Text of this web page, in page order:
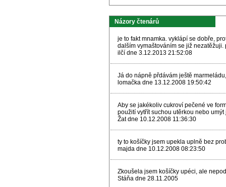
Názory čtenárů
je to fakt mnamka. vyklápí se dobře,
dalším vymaštováním se již
ilčí dne 3.12.2013 21:52:08
Já do nápně přdávám ještě
lomačka dne 13.12.2008 19:50:42
Aby se jakékoliv cukroví pečené ve
použití vytřít suchou utěrkou nebo
Žat dne 10.12.2008 11:36:30
ty to košíčky jsem upekla uplně bez
majda dne 10.12.2008 08:23:50
Zkoušela jsem košíčky upéci, ale
Stáňa dne 28.11.2005